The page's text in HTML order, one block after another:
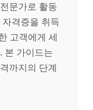
문가로 활동
격증을 취득
고객에게 세
본 가이드는
까지의 단계